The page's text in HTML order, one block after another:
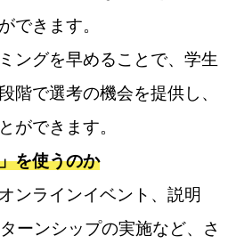
できます。
ングを早めることで、学生
階で選考の機会を提供し、
ができます。
を使うのか
ンラインイベント、説明
ーンシップの実施など、さ